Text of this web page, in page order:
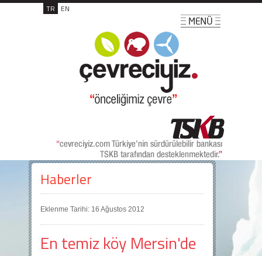
TR EN
Haberler
Eklenme Tarihi: 16 Ağustos 2012
En temiz köy Mersin'de